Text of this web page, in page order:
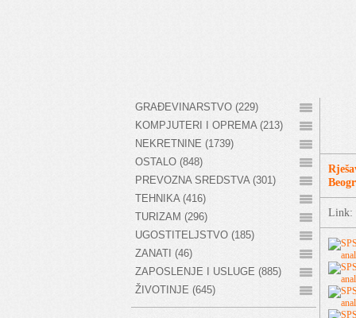
GRAĐEVINARSTVO (229)
KOMPJUTERI I OPREMA (213)
NEKRETNINE (1739)
OSTALO (848)
PREVOZNA SREDSTVA (301)
TEHNIKA (416)
TURIZAM (296)
UGOSTITELJSTVO (185)
ZANATI (46)
ZAPOSLENJE I USLUGE (885)
ŽIVOTINJE (645)
Link: